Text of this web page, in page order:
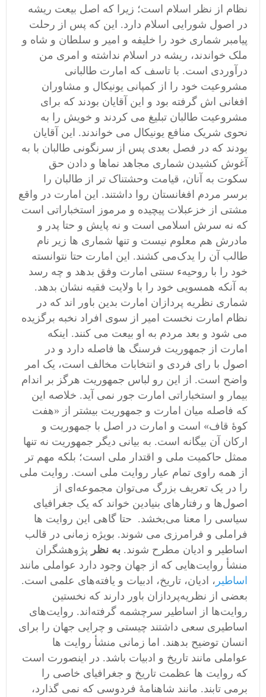
نظام از نظر اسلام است؛ زیرا که اصل بیعت ریشه
در اصول شورایی اسلام دارد. این که پس از رحلت
پیامبر شماری خود را خلیفه و امیر و سلطان و شاه و
ملک خواندند، ریشه در اسلام نداشته و امری من
درآوردی است. با تاسف که امارت طالبانی
مشروعیت خود را از کمپانی یونیکال و مشاوران
افغانی اش گرفته بود و این آقایان بودند که برای
مشروعیت طالبان تبلیغ می کردند و خویش را به
نحوی شریک منافع یونیکال می خواندند‌. این آقایان
بودند که در فصل بعدی پس از سرنگونی طالبان با به
آغوش کشیدن شماری مجاهد نماها و دادن حق
سکوت به آنان، قیامت وحشتناک تر از طالبان را
برسر مردم افغانستان روا داشتند. این امارت در واقع
مشتی از خزعبلات پیچیده و مرموز استخباراتی است
که نه سرش اسلامی است و نه پایش و حتا پدر و
مادرش هم ‌معلوم نیست و تنها شماری ها زیر نام
طالب آن را یدک‌می کشند. این امارت حتا نتوانسته
خود را با روحیهء سنتی امارت وفق بدهد و چه رسد
به آنکه همسویی خود را با ولایت فقیه نشان بدهد.
شماری نظریه پردازان امارت بدین باور اند که در
نظام امارت نخست امیر از سوی افراد نخبه برگزیده
می شود و بعد مردم به او بیعت می کنند. اینکه
امارت از جمهوریت فرسنگ ها فاصله دارد و در
اصول با رای فردی و انتخابات مخالف است، یک امر
واضح است. از این رو لباس جمهوریت هرگز بر اندام
بیمار و استخباراتی امارت جور نمی آید. خلاصه این
که فاصله میان امارت و جمهوریت بیشتر از «هفت
کوۀ قاف» است و امارت در اصل با جمهوریت و
ارکان آن بیگانه است. به بیانی دیگر جمهوریت نه تنها
ممثل حاکمیت ملی و اقتدار ملی است؛ بلکه مهم تر
از همه راوی تمام عیار روایت ملی است. روایت ملی
را در یک تعریف بزرگ می‌توان مجموعه‌ای از
اصول‌‌ها و رفتارهای بنیادین خواند که یک جغرافیای
سیاسی را معنا می‌بخشد. حتا گاهی این روایت ها
فراملی و فرامرزی می شوند. بویژه زمانی در قالب
اساطیر و ادیان مطرح شوند. به نظر پژوهشگران
منشأ روایت‌‌هایی که از جهان وجود دارد عواملی مانند
اساطیر ، ادیان، تاریخ، ادبیات و یافته‌های علمی است.
بعضی از نظریه‌پردازان باور دارند که نخستین
روایت‌ها از اساطیر سرچشمه گرفته‌اند. روایت‌های
اساطیری سعی داشتند چیستی و چرایی جهان را برای
انسان توضیح بدهند. اما زمانی منشأ روایت ها
عواملی مانند تاریخ و ادبیات باشد. در اینصورت است
که روایت ها عظمت تاریخ و جغرافیای خاصی را
برمی تابند. مانند شاهنامۀ فردوسی که نمی گذارد،